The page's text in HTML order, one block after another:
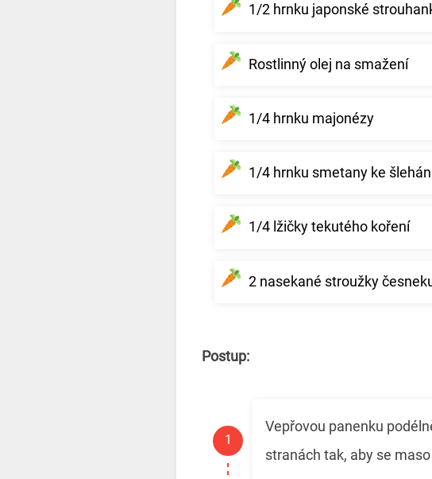
1/2 hrnku japonské
Rostlinný olej na smažení
1/4 hrnku majonézy
1/4 hrnku smetany ke
1/4 lžičky tekutého koření
2 nasekané stroužky
Postup:
Vepřovou panenku
stranách tak, aby se